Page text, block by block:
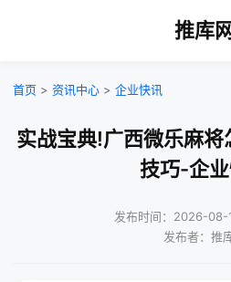
推库网
首页 > 资讯中心 > 企业快讯
实战宝典!广西微乐麻将
技巧-企
发布时间：2026-08-
发布者：推